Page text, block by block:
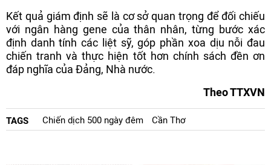
Kết quả giám định sẽ là cơ sở quan trọng để đối chiếu
với ngân hàng gene của thân nhân, từng bước xác
định danh tính các liệt sỹ, góp phần xoa dịu nỗi đau
chiến tranh và thực hiện tốt hơn chính sách đền ơn
đáp nghĩa của Đảng, Nhà nước.
Theo TTXVN
TAGS Chiến dịch 500 ngày đêm Cần Thơ